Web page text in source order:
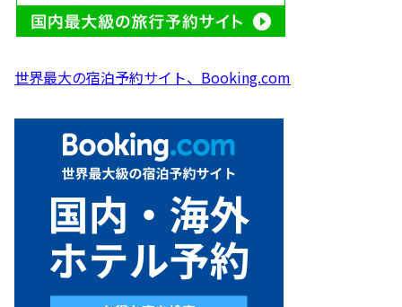
世界最大の宿泊予約サイト、Booking.com